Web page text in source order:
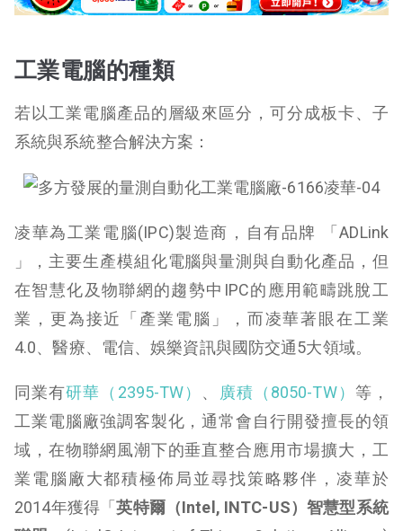
工業電腦的種類
若以工業電腦產品的層級來區分，可分成板卡、子
系統與系統整合解決方案：
凌華為工業電腦(IPC)製造商，自有品牌 「ADLink
」，主要生產模組化電腦與量測與自動化產品，但
在智慧化及物聯網的趨勢中IPC的應用範疇跳脫工
業，更為接近「產業電腦」，而凌華著眼在工業
4.0、醫療、電信、娛樂資訊與國防交通5大領域。
同業有研華（2395-TW） 、 廣積（8050-TW） 等，
工業電腦廠強調客製化，通常會自行開發擅長的領
域，在物聯網風潮下的垂直整合應用市場擴大，工
業電腦廠大都積極佈局並尋找策略夥伴，凌華於
2014年獲得「英特爾（Intel, INTC-US）智慧型系統